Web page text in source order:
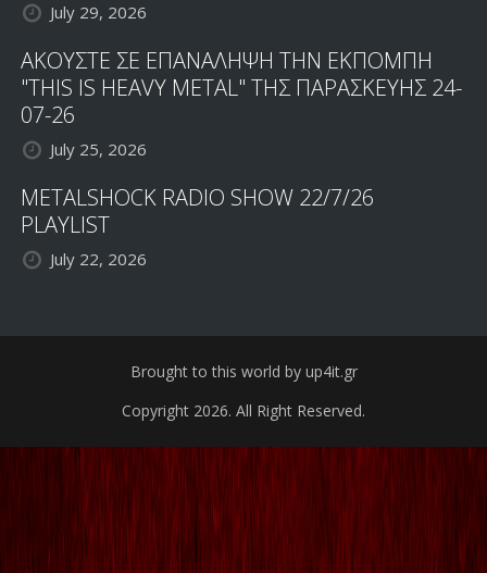
July 29, 2026
ΑΚΟΥΣΤΕ ΣΕ ΕΠΑΝΑΛΗΨΗ ΤΗΝ ΕΚΠΟΜΠΗ
"THIS IS HEAVY METAL" ΤΗΣ ΠΑΡΑΣΚΕΥΗΣ 24-
07-26
July 25, 2026
METALSHOCK RADIO SHOW 22/7/26
PLAYLIST
July 22, 2026
Brought to this world by up4it.gr
Copyright 2026. All Right Reserved.